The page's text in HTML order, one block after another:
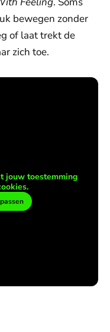
bewegen zonder
of laat trekt de
zich toe.
jouw toestemming